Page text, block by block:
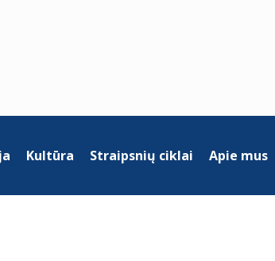
Kultūra Straipsnių ciklai Apie mus